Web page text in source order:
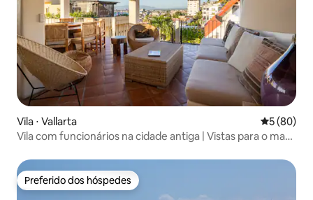
Vila ⋅ Vallarta 5 de uma
5 (80)
Vila com funcionários na cidade antiga | Vistas para o mar |
Preferido dos hóspedes
Preferido dos hóspedes